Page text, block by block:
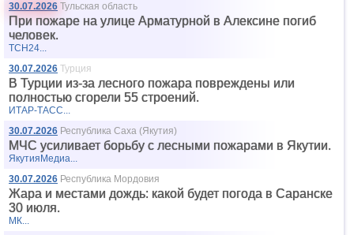
30.07.2026 Тульская область
При пожаре на улице Арматурной в Алексине погиб
человек.
ТСН24...
30.07.2026 Турция
В Турции из-за лесного пожара повреждены или
полностью сгорели 55 строений.
ИТАР-ТАСС...
30.07.2026 Республика Саха (Якутия)
МЧС усиливает борьбу с лесными пожарами в Якутии.
ЯкутияМедиа...
30.07.2026 Республика Мордовия
Жара и местами дождь: какой будет погода в Саранске
30 июля.
МК...